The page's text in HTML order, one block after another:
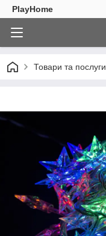
PlayHome
Товари та послуги